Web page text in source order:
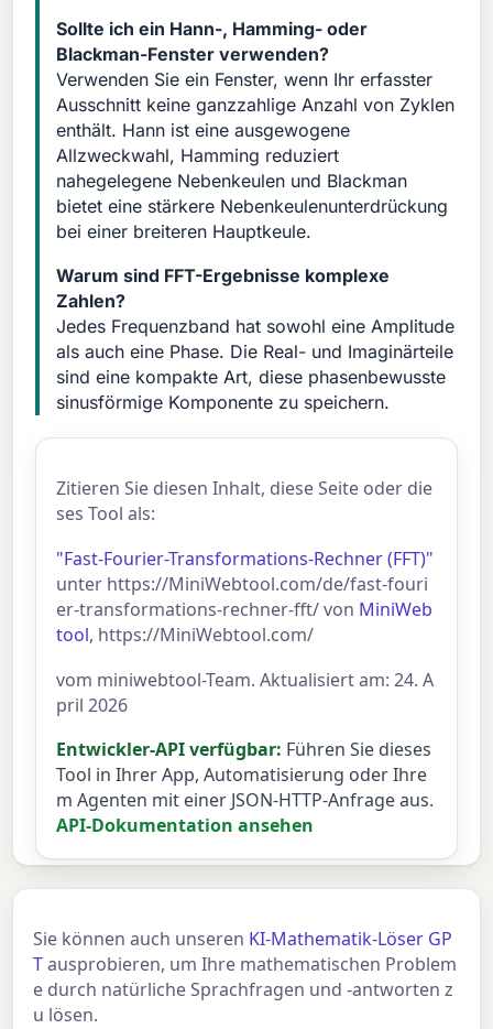
Sollte ich ein Hann-, Hamming- oder
Blackman-Fenster verwenden?
Verwenden Sie ein Fenster, wenn Ihr erfasster
Ausschnitt keine ganzzahlige Anzahl von Zyklen
enthält. Hann ist eine ausgewogene
Allzweckwahl, Hamming reduziert
nahegelegene Nebenkeulen und Blackman
bietet eine stärkere Nebenkeulenunterdrückung
bei einer breiteren Hauptkeule.
Warum sind FFT-Ergebnisse komplexe
Zahlen?
Jedes Frequenzband hat sowohl eine Amplitude
als auch eine Phase. Die Real- und Imaginärteile
sind eine kompakte Art, diese phasenbewusste
sinusförmige Komponente zu speichern.
Zitieren Sie diesen Inhalt, diese Seite oder die
ses Tool als:
"Fast-Fourier-Transformations-Rechner (FFT)"
unter https://MiniWebtool.com/de/fast-fouri
er-transformations-rechner-fft/ von MiniWeb
tool, https://MiniWebtool.com/
vom miniwebtool-Team. Aktualisiert am: 24. A
pril 2026
Entwickler-API verfügbar: Führen Sie dieses
Tool in Ihrer App, Automatisierung oder Ihre
m Agenten mit einer JSON-HTTP-Anfrage aus.
API-Dokumentation ansehen
Sie können auch unseren KI-Mathematik-Löser GP
Tausprobieren, um Ihre mathematischen Problem
e durch natürliche Sprachfragen und -antworten z
u lösen.